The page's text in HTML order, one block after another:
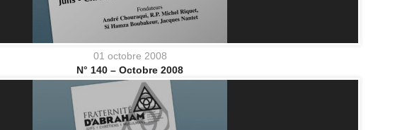
01 octobre 2008
N° 140 – Octobre 2008